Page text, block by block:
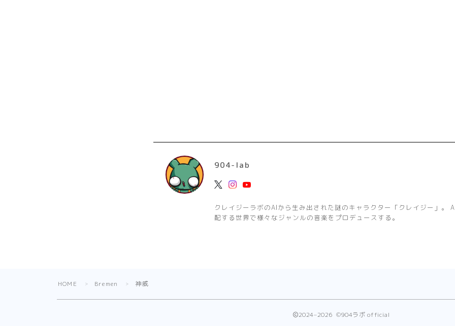
904-lab
クレイジーラボのAIから生み出された謎のキャラクター「クレイジー」。
配する世界で様々なジャンルの音楽をプロデュースする。
HOME ＞ Bremen ＞ 神威
2024–2026 ©904ラボ official